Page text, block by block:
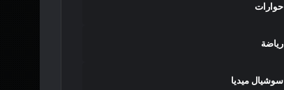
حوارات
رياضة
سوشيال ميديا